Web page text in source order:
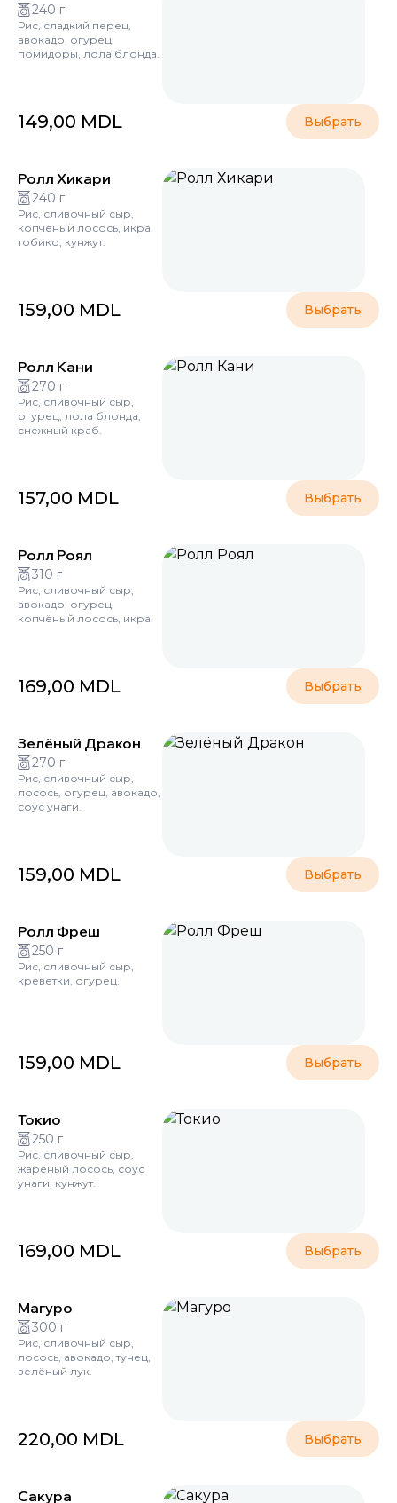
240 г
Рис, сладкий перец,
авокадо, огурец,
помидоры, лола блонда.
149,00 MDL Выбрать
Ролл Хикари
240 г
Рис, сливочный сыр,
копчёный лосось, икра
тобико, кунжут.
159,00 MDL Выбрать
Ролл Кани
270 г
Рис, сливочный сыр,
огурец, лола блонда,
снежный краб.
157,00 MDL Выбрать
Ролл Роял
310 г
Рис, сливочный сыр,
авокадо, огурец,
копчёный лосось, икра.
169,00 MDL Выбрать
Зелёный Дракон
270 г
Рис, сливочный сыр,
лосось, огурец, авокадо,
соус унаги.
159,00 MDL Выбрать
Ролл Фреш
250 г
Рис, сливочный сыр,
креветки, огурец.
159,00 MDL Выбрать
Токио
250 г
Рис, сливочный сыр,
жареный лосось, соус
унаги, кунжут.
169,00 MDL Выбрать
Магуро
300 г
Рис, сливочный сыр,
лосось, авокадо, тунец,
зелёный лук.
220,00 MDL Выбрать
Сакура